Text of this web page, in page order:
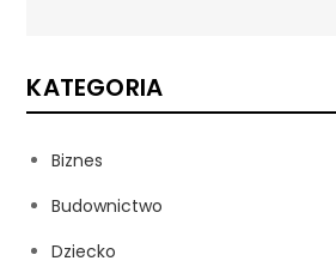
KATEGORIA
Biznes
Budownictwo
Dziecko